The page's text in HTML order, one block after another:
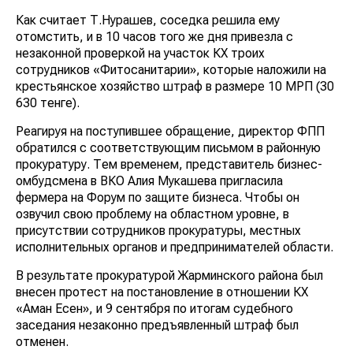
Как считает Т.Нурашев, соседка решила ему
отомстить, и в 10 часов того же дня привезла с
незаконной проверкой на участок КХ троих
сотрудников «Фитосанитарии», которые наложили на
крестьянское хозяйство штраф в размере 10 МРП (30
630 тенге).
Реагируя на поступившее обращение, директор ФПП
обратился с соответствующим письмом в районную
прокуратуру. Тем временем, представитель бизнес-
омбудсмена в ВКО Алия Мукашева пригласила
фермера на Форум по защите бизнеса. Чтобы он
озвучил свою проблему на областном уровне, в
присутствии сотрудников прокуратуры, местных
исполнительных органов и предпринимателей области.
В результате прокуратурой Жарминского района был
внесен протест на постановление в отношении КХ
«Аман Есен», и 9 сентября по итогам судебного
заседания незаконно предъявленный штраф был
отменен.